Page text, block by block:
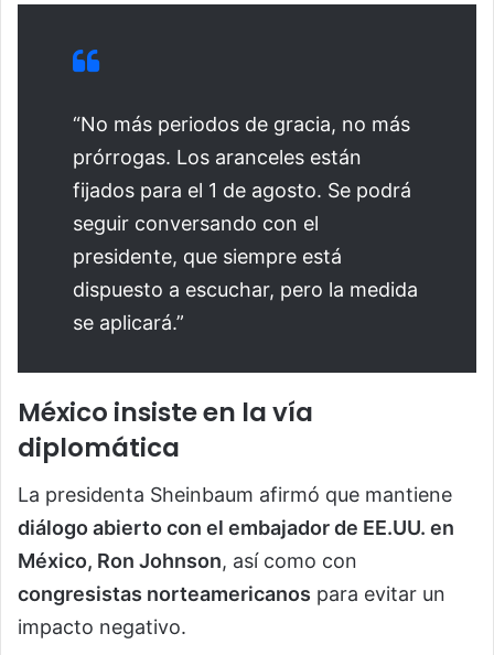
“No más periodos de gracia, no más
prórrogas. Los aranceles están
fijados para el 1 de agosto. Se podrá
seguir conversando con el
presidente, que siempre está
dispuesto a escuchar, pero la medida
se aplicará.”
México insiste en la vía
diplomática
La presidenta Sheinbaum afirmó que mantiene
diálogo abierto con el embajador de EE.UU. en
México, Ron Johnson, así como con
congresistas norteamericanos para evitar un
impacto negativo.